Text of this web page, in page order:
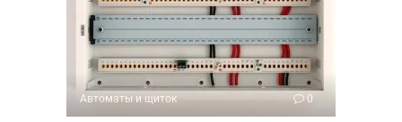
Автоматы и щиток 0